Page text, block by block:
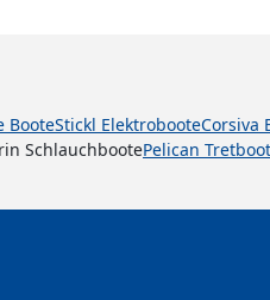
BooteStickl ElektrobooteCorsiva
SchlauchbootePelican